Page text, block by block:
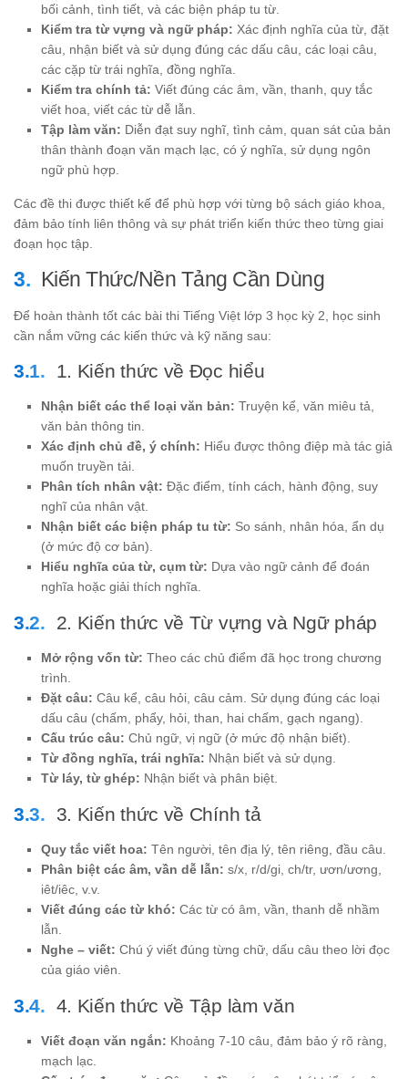
bối cảnh, tình tiết, và các biện pháp tu từ.
Kiểm tra từ vựng và ngữ pháp: Xác định nghĩa của từ, đặt
câu, nhận biết và sử dụng đúng các dấu câu, các loại câu,
các cặp từ trái nghĩa, đồng nghĩa.
Kiểm tra chính tả: Viết đúng các âm, vần, thanh, quy tắc
viết hoa, viết các từ dễ lẫn.
Tập làm văn: Diễn đạt suy nghĩ, tình cảm, quan sát của bản
thân thành đoạn văn mạch lạc, có ý nghĩa, sử dụng ngôn
ngữ phù hợp.
Các đề thi được thiết kế để phù hợp với từng bộ sách giáo khoa,
đảm bảo tính liên thông và sự phát triển kiến thức theo từng giai
đoạn học tập.
Kiến Thức/Nền Tảng Cần Dùng
Để hoàn thành tốt các bài thi Tiếng Việt lớp 3 học kỳ 2, học sinh
cần nắm vững các kiến thức và kỹ năng sau:
1. Kiến thức về Đọc hiểu
Nhận biết các thể loại văn bản: Truyện kể, văn miêu tả,
văn bản thông tin.
Xác định chủ đề, ý chính: Hiểu được thông điệp mà tác giả
muốn truyền tải.
Phân tích nhân vật: Đặc điểm, tính cách, hành động, suy
nghĩ của nhân vật.
Nhận biết các biện pháp tu từ: So sánh, nhân hóa, ẩn dụ
(ở mức độ cơ bản).
Hiểu nghĩa của từ, cụm từ: Dựa vào ngữ cảnh để đoán
nghĩa hoặc giải thích nghĩa.
2. Kiến thức về Từ vựng và Ngữ pháp
Mở rộng vốn từ: Theo các chủ điểm đã học trong chương
trình.
Đặt câu: Câu kể, câu hỏi, câu cảm. Sử dụng đúng các loại
dấu câu (chấm, phẩy, hỏi, than, hai chấm, gạch ngang).
Cấu trúc câu: Chủ ngữ, vị ngữ (ở mức độ nhận biết).
Từ đồng nghĩa, trái nghĩa: Nhận biết và sử dụng.
Từ láy, từ ghép: Nhận biết và phân biệt.
3. Kiến thức về Chính tả
Quy tắc viết hoa: Tên người, tên địa lý, tên riêng, đầu câu.
Phân biệt các âm, vần dễ lẫn: s/x, r/d/gi, ch/tr, ươn/ương,
iêt/iêc, v.v.
Viết đúng các từ khó: Các từ có âm, vần, thanh dễ nhầm
lẫn.
Nghe – viết: Chú ý viết đúng từng chữ, dấu câu theo lời đọc
của giáo viên.
4. Kiến thức về Tập làm văn
Viết đoạn văn ngắn: Khoảng 7-10 câu, đảm bảo ý rõ ràng,
mạch lạc.